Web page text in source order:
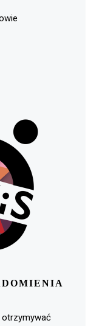
otrzymywać